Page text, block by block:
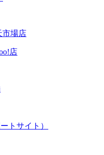
市場店
店
トサイト）